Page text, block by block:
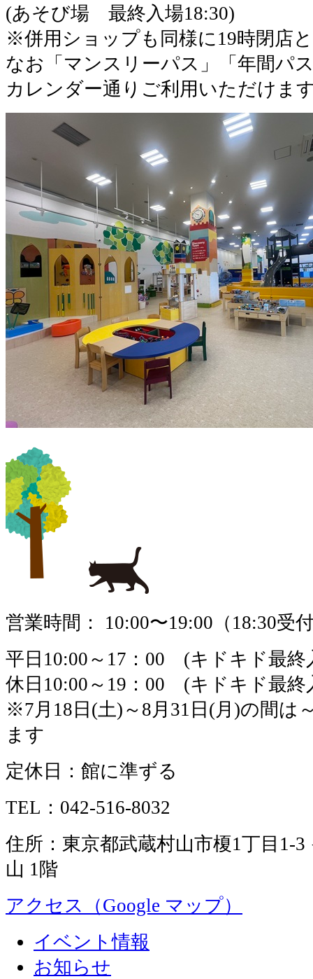
(あそび場 最終入場18:30)
※併用ショップも同様に19時閉店
なお「マンスリーパス」「年間パ
カレンダー通りご利用いただけま
営業時間： 10:00〜19:00（18:30受
平日10:00～17：00 (キドキド最終
休日10:00～19：00 (キドキド最終
※7月18日(土)～8月31日(月)の間は
ます
定休日：館に準ずる
TEL：042-516-8032
住所：東京都武蔵村山市榎1丁目1-
山 1階
アクセス（Google マップ）
イベント情報
お知らせ